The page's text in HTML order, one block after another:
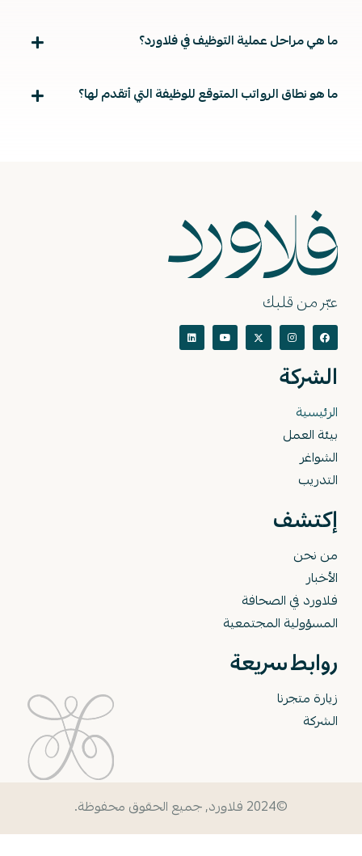
ما هي مراحل عملية التوظيف في فلاورد؟
ما هو نطاق الرواتب المتوقع للوظيفة التي أتقدم لها؟
عبّر من قلبك
الشركة
الرئيسية
بيئة العمل
الشواغر
التدريب
إكتشف
من نحن
الأخبار
فلاورد في الصحافة
المسؤولية المجتمعية
روابط سريعة
زيارة متجرنا
الشركة